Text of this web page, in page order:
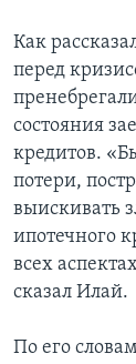
Как
перед
состояния
кредитов.
потери,
выискивать
ипотечного
всех
сказал Илай.
По его